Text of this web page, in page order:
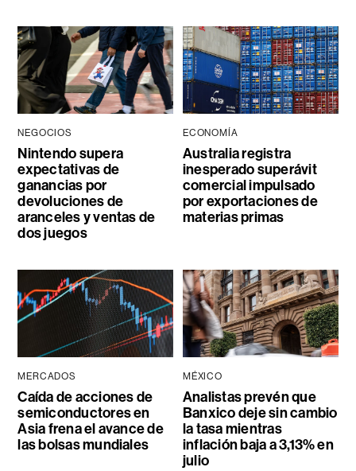
NEGOCIOS
Nintendo supera
expectativas de
ganancias por
devoluciones de
aranceles y ventas de
dos juegos
ECONOMÍA
Australia registra
inesperado superávit
comercial impulsado
por exportaciones de
materias primas
MERCADOS
Caída de acciones de
semiconductores en
Asia frena el avance de
las bolsas mundiales
MÉXICO
Analistas prevén que
Banxico deje sin cambio
la tasa mientras
inflación baja a 3,13% en
julio